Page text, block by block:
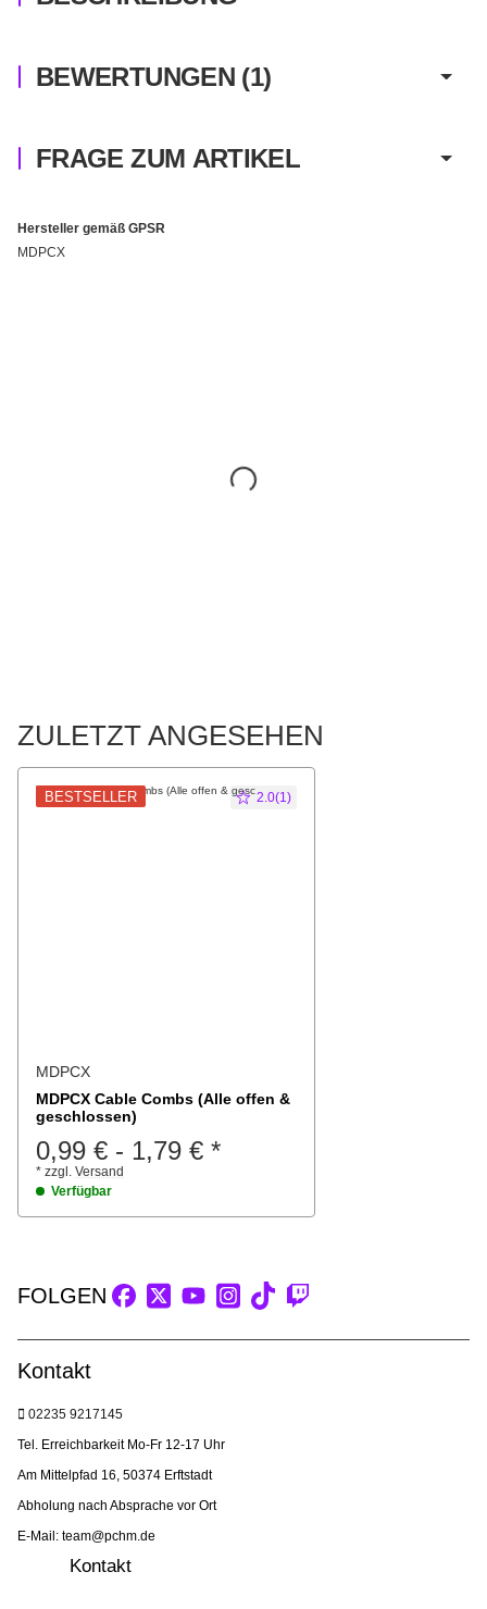
BEWERTUNGEN (1)
FRAGE ZUM ARTIKEL
Hersteller gemäß GPSR
MDPCX
ZULETZT ANGESEHEN
BESTSELLER 2.0(1)
MDPCX
MDPCX Cable Combs (Alle offen &
geschlossen)
0,99 € - 1,79 € *
* zzgl. Versand
Verfügbar
FOLGEN
Kontakt
02235 9217145
Tel. Erreichbarkeit Mo-Fr 12-17 Uhr
Am Mittelpfad 16, 50374 Erftstadt
Abholung nach Absprache vor Ort
E-Mail: team@pchm.de
Kontakt